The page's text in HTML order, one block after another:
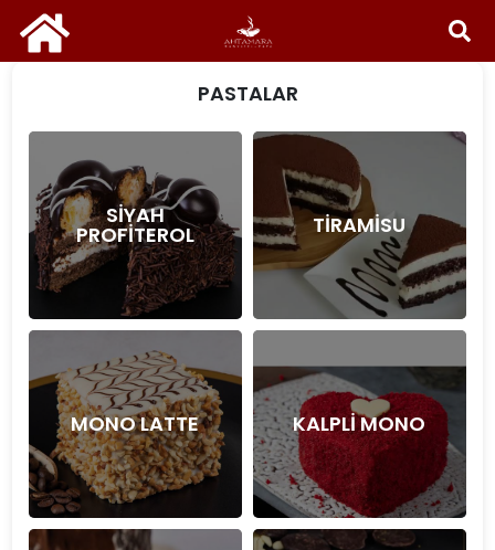
PASTALAR
SİYAH
PROFİTEROL TİRAMİSU
MONO LATTE KALPLİ MONO